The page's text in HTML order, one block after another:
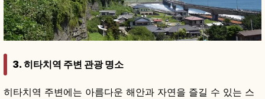
3. 히타치역 주변 관광 명소
히타치역 주변에는 아름다운 해안과 자연을 즐길 수 있는 스